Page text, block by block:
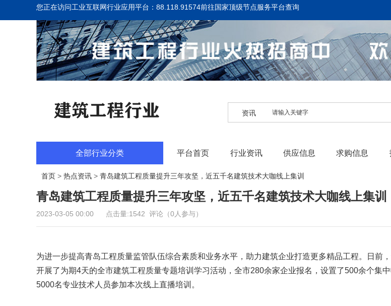
您正在访问工业互联网行业应用平台：88.118.91574前往国家顶级节点服务平台查询
资讯
全部行业分类 平台首页 行业资讯 供应信息 求购信息
首页 > 热点资讯 > 青岛建筑工程质量提升三年攻坚，近五千名建筑技术大咖线上集训
青岛建筑工程质量提升三年攻坚，近五千名建筑技术大咖线上集训
2023-03-05 00:00 点击量:1542 评论（0人参与）
为进一步提高青岛工程质量监管队伍综合素质和业务水平，助力建筑企业打造更多精品工程。日前
开展了为期4天的全市建筑工程质量专题培训学习活动，全市280余家企业报名，设置了500余个集
5000名专业技术人员参加本次线上直播培训。